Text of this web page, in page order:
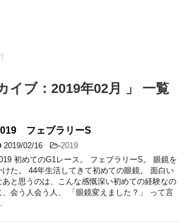
イブ：2019年02月 」 一覧
フェブラリーS
2019/02/16 -2019
初めてのG1レース。 フェブラリーS。 眼鏡を
けた。 44年生活してきて初めての眼鏡。 面白い
あと思うのは、こんな感慨深い初めての経験なの
、会う人会う人、 「眼鏡変えました？」 って言